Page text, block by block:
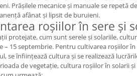
Prășilele mecanice și manuale se repetă
afânat și lipsit de buruieni.
roșiilor în sere și
protejate, cum sunt serele și solariile,
– 15 septembrie. Pentru cultivarea roșiilor
se înființează cultura și se realizează
de vegetație, cultura roșiilor în solarii